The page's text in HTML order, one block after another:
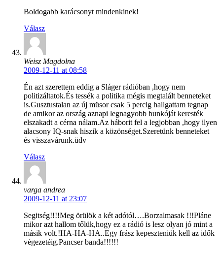
Boldogabb karácsonyt mindenkinek!
Válasz
Weisz Magdolna
2009-12-11 at 08:58
Én azt szerettem eddig a Sláger rádióban ,hogy nem
politizáltatok.És tessék a politika mégis megtalált benneteket
is.Gusztustalan az új müsor csak 5 percig hallgattam tegnap
de amikor az ország aznapi legnagyobb bunkóját keresték
elszakadt a cérna nálam.Az háborit fel a legjobban ,hogy ilyen
alacsony IQ-snak hiszik a közönséget.Szeretünk benneteket
és visszavárunk.üdv
Válasz
varga andrea
2009-12-11 at 23:07
Segitség!!!!Meg örülök a két adótól….Borzalmasak !!!Pláne
mikor azt hallom tőlük,hogy ez a rádió is lesz olyan jó mint a
másik volt.!HA-HA-HA..Egy frász kepeszteniük kell az idők
végezetéig.Pancser banda!!!!!!